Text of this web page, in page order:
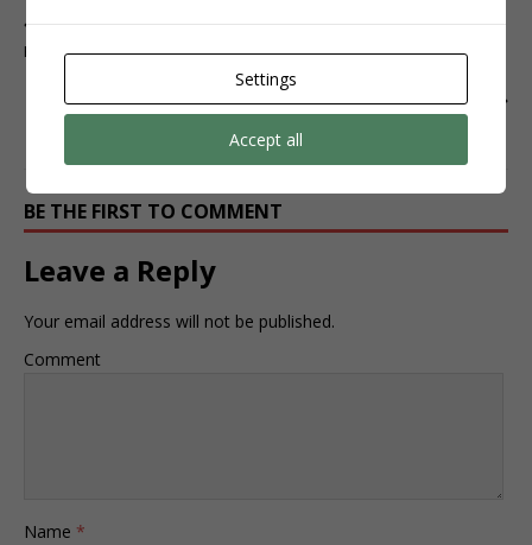
PREVIOUS
Elementor #418
NEXT
BE THE FIRST TO COMMENT
Leave a Reply
Your email address will not be published.
Comment
Name *
Settings
Accept all